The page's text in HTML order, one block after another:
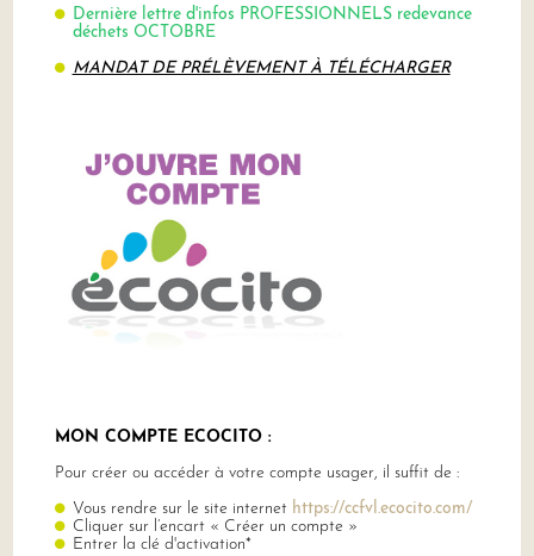
Dernière lettred'infos PROFESSIONNELS redevance
déchets OCTOBRE
MANDAT DE PRÉLÈVEMENT À TÉLÉCHARGER
MON COMPTE ECOCITO :
Pour créer ou accéder à votre compte usager, il suffit de :
Vous rendre sur le site internet https://ccfvl.ecocito.com/
Cliquer sur l’encart « Créer un compte »
Entrer la clé d'activation*